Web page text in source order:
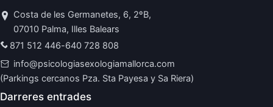
Costa de les Germanetes, 6, 2ºB,
07010 Palma, Illes Balears
871 512 446-640 728 808
info@psicologiasexologiamallorca.com
(Parkings cercanos Pza. Sta Payesa y Sa Riera)
Darreres entrades